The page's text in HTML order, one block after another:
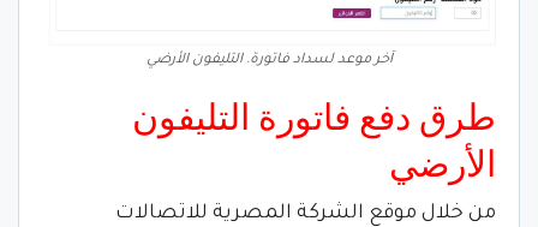
آخر موعد لسداد فاتورة. التليفون الأرضي
طرق دفع فاتورة التليفون
الأرضي
من خلال موقع الشركة المصرية للاتصالات